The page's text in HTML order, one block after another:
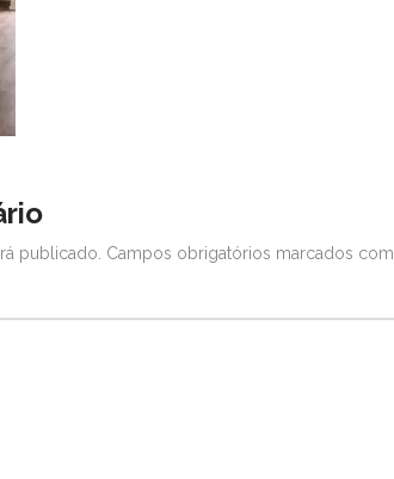
publicado. Campos obrigatórios marcados com